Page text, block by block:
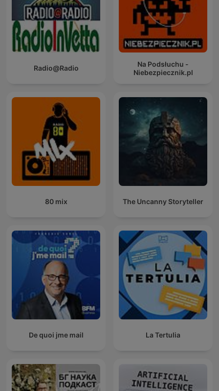
Radio@Radio
Na Podsłuchu -
Niebezpiecznik.pl
80 mix The Uncanny Storyteller
De quoi jme mail La Tertulia